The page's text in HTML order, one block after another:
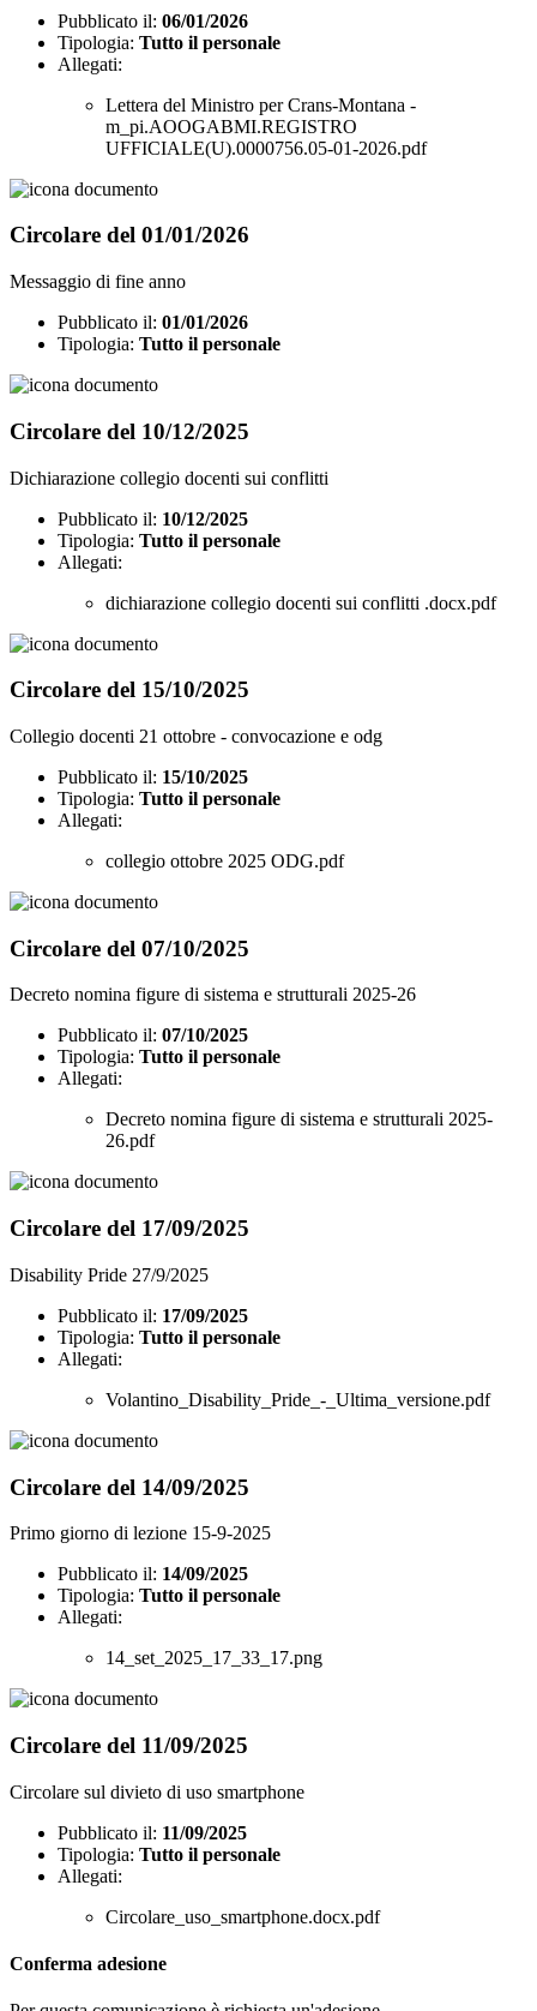
Pubblicato il: 06/01/2026
Tipologia: Tutto il personale
Allegati:
Lettera del Ministro per Crans-Montana -
m_pi.AOOGABMI.REGISTRO
UFFICIALE(U).0000756.05-01-2026.pdf
Circolare del 01/01/2026
Messaggio di fine anno
Pubblicato il: 01/01/2026
Tipologia: Tutto il personale
Circolare del 10/12/2025
Dichiarazione collegio docenti sui conflitti
Pubblicato il: 10/12/2025
Tipologia: Tutto il personale
Allegati:
dichiarazione collegio docenti sui conflitti .docx.pdf
Circolare del 15/10/2025
Collegio docenti 21 ottobre - convocazione e odg
Pubblicato il: 15/10/2025
Tipologia: Tutto il personale
Allegati:
collegio ottobre 2025 ODG.pdf
Circolare del 07/10/2025
Decreto nomina figure di sistema e strutturali 2025-26
Pubblicato il: 07/10/2025
Tipologia: Tutto il personale
Allegati:
Decreto nomina figure di sistema e strutturali 2025-
26.pdf
Circolare del 17/09/2025
Disability Pride 27/9/2025
Pubblicato il: 17/09/2025
Tipologia: Tutto il personale
Allegati:
Volantino_Disability_Pride_-_Ultima_versione.pdf
Circolare del 14/09/2025
Primo giorno di lezione 15-9-2025
Pubblicato il: 14/09/2025
Tipologia: Tutto il personale
Allegati:
14_set_2025_17_33_17.png
Circolare del 11/09/2025
Circolare sul divieto di uso smartphone
Pubblicato il: 11/09/2025
Tipologia: Tutto il personale
Allegati:
Circolare_uso_smartphone.docx.pdf
Conferma adesione